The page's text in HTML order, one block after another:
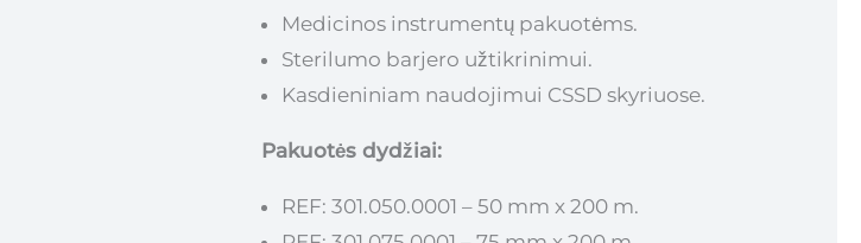
Medicinos instrumentų pakuotėms.
Sterilumo barjero užtikrinimui.
Kasdieniniam naudojimui CSSD skyriuose.
Pakuotės dydžiai:
REF: 301.050.0001 – 50 mm x 200 m.